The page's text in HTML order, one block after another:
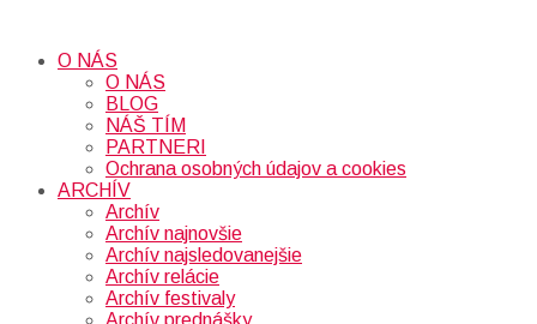
O NÁS
O NÁS
BLOG
NÁŠ TÍM
PARTNERI
Ochrana osobných údajov a cookies
ARCHÍV
Archív
Archív najnovšie
Archív najsledovanejšie
Archív relácie
Archív festivaly
Archív prednášky